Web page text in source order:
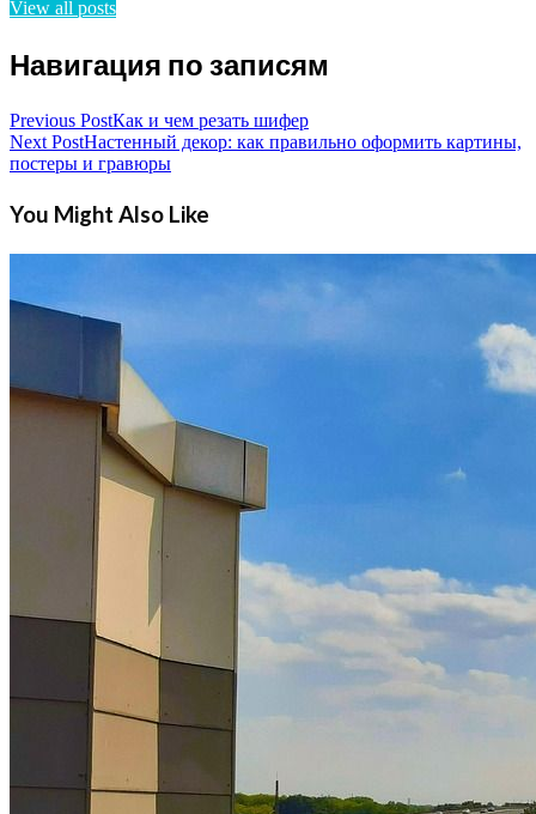
View all posts
Навигация по записям
Previous PostКак и чем резать шифер
Next PostНастенный декор: как правильно оформить картины,
постеры и гравюры
You Might Also Like